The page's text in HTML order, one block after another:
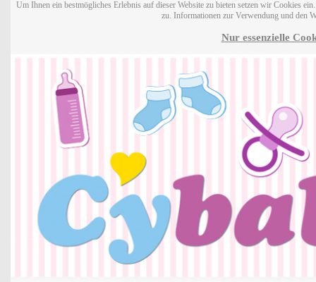
Um Ihnen ein bestmögliches Erlebnis auf dieser Website zu bieten setzen wir Cookies
zu. Informationen zur Verwendung und den
Nur essenzielle